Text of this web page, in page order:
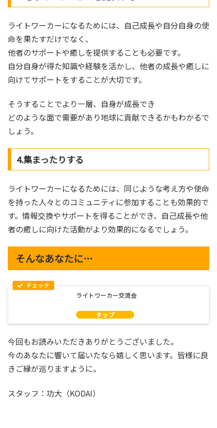
ライトワーカーになるためには、自己成長や自分自身の使
命を果たすだけでなく、
他者のサポートや癒しを提供することも必要です。
自分自身が得た知識や経験を活かし、他者の成長や癒しに
向けてサポートをすることが大切です。
そうすることでより一層、自身が成長でき
どのような面で需要があり地球に貢献できるかもわかるで
しょう。
4.集まったりする
ライトワーカーになるためには、同じような考え方や使命
を持った人々とのコミュニティに参加することも効果的で
す。情報交換やサポートを得ることができ、自己成長や他
者の癒しに向けた活動がより効果的になるでしょう。
そんなあなたに…
ライトワーカー交流会
今回もお読みいただきありがとうございました。
今のあなたに響いて届いたなら嬉しく思います。皆様に良
きご縁が巡りますように。
スタッフ：功大（KODAI）